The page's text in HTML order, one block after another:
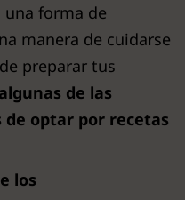
una forma de
manera de cuidarse
preparar tus
de las
de optar por recetas
los